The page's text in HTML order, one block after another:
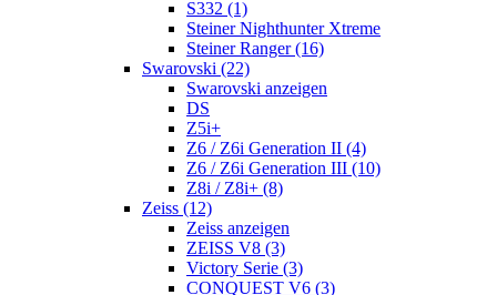
S332 (1)
Steiner Nighthunter Xtreme
Steiner Ranger (16)
Swarovski (22)
Swarovski anzeigen
DS
Z5i+
Z6 / Z6i Generation II (4)
Z6 / Z6i Generation III (10)
Z8i / Z8i+ (8)
Zeiss (12)
Zeiss anzeigen
ZEISS V8 (3)
Victory Serie (3)
CONQUEST V6 (3)